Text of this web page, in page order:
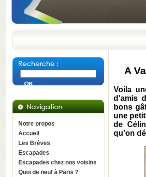
Notre propos
Accueil
Les Brèves
Escapades
Escapades chez nos voisins
Quoi de neuf à Paris ?
A
Voila
d'amis
bons
une
de
qu'on